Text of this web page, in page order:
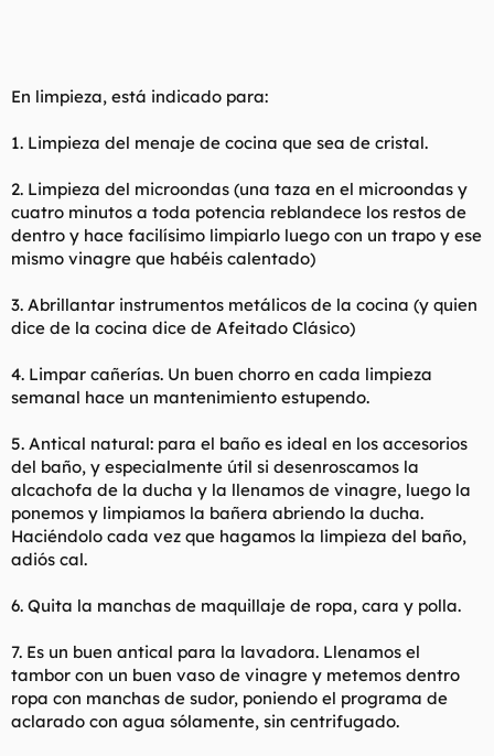
En limpieza, está indicado para:
1. Limpieza del menaje de cocina que sea de cristal.
2. Limpieza del microondas (una taza en el microondas y
cuatro minutos a toda potencia reblandece los restos de
dentro y hace facilísimo limpiarlo luego con un trapo y ese
mismo vinagre que habéis calentado)
3. Abrillantar instrumentos metálicos de la cocina (y quien
dice de la cocina dice de Afeitado Clásico)
4. Limpar cañerías. Un buen chorro en cada limpieza
semanal hace un mantenimiento estupendo.
5. Antical natural: para el baño es ideal en los accesorios
del baño, y especialmente útil si desenroscamos la
alcachofa de la ducha y la llenamos de vinagre, luego la
ponemos y limpiamos la bañera abriendo la ducha.
Haciéndolo cada vez que hagamos la limpieza del baño,
adiós cal.
6. Quita la manchas de maquillaje de ropa, cara y polla.
7. Es un buen antical para la lavadora. Llenamos el
tambor con un buen vaso de vinagre y metemos dentro
ropa con manchas de sudor, poniendo el programa de
aclarado con agua sólamente, sin centrifugado.